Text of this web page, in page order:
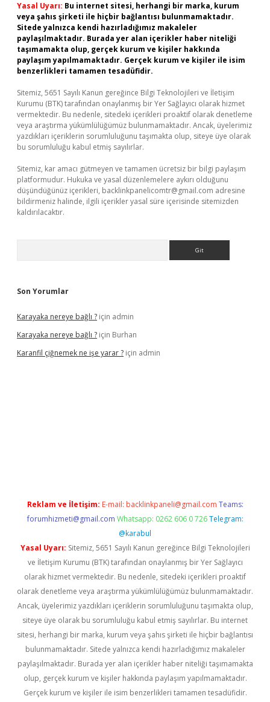
Yasal Uyarı: Bu internet sitesi, herhangi bir marka, kurum
veya şahıs şirketi ile hiçbir bağlantısı bulunmamaktadır.
Sitede yalnızca kendi hazırladığımız makaleler
paylaşılmaktadır. Burada yer alan içerikler haber niteliği
taşımamakta olup, gerçek kurum ve kişiler hakkında
paylaşım yapılmamaktadır. Gerçek kurum ve kişiler ile isim
benzerlikleri tamamen tesadüfidir.
Sitemiz, 5651 Sayılı Kanun gereğince Bilgi Teknolojileri ve İletişim
Kurumu (BTK) tarafından onaylanmış bir Yer Sağlayıcı olarak hizmet
vermektedir. Bu nedenle, sitedeki içerikleri proaktif olarak denetleme
veya araştırma yükümlülüğümüz bulunmamaktadır. Ancak, üyelerimiz
yazdıkları içeriklerin sorumluluğunu taşımakta olup, siteye üye olarak
bu sorumluluğu kabul etmiş sayılırlar.
Sitemiz, kar amacı gütmeyen ve tamamen ücretsiz bir bilgi paylaşım
platformudur. Hukuka ve yasal düzenlemelere aykırı olduğunu
düşündüğünüz içerikleri, backlinkpanelicomtr@gmail.com adresine
bildirmeniz halinde, ilgili içerikler yasal süre içerisinde sitemizden
kaldırılacaktır.
Son Yorumlar
Karayaka nereye bağlı ? için admin
Karayaka nereye bağlı ? için Burhan
Karanfil çiğnemek ne işe yarar ? için admin
Reklam ve İletişim: E-mail: backlinkpaneli@gmail.com Teams:
forumhizmeti@gmail.com Whatsapp: 0262 606 0 726 Telegram:
@karabul
Yasal Uyarı: Sitemiz, 5651 Sayılı Kanun gereğince Bilgi Teknolojileri
ve İletişim Kurumu (BTK) tarafından onaylanmış bir Yer Sağlayıcı
olarak hizmet vermektedir. Bu nedenle, sitedeki içerikleri proaktif
olarak denetleme veya araştırma yükümlülüğümüz bulunmamaktadır.
Ancak, üyelerimiz yazdıkları içeriklerin sorumluluğunu taşımakta olup,
siteye üye olarak bu sorumluluğu kabul etmiş sayılırlar. Bu internet
sitesi, herhangi bir marka, kurum veya şahıs şirketi ile hiçbir bağlantısı
bulunmamaktadır. Sitede yalnızca kendi hazırladığımız makaleler
paylaşılmaktadır. Burada yer alan içerikler haber niteliği taşımamakta
olup, gerçek kurum ve kişiler hakkında paylaşım yapılmamaktadır.
Gerçek kurum ve kişiler ile isim benzerlikleri tamamen tesadüfidir.